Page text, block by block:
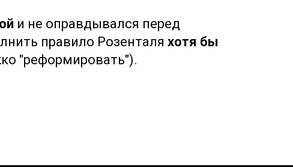
и не оправдывался перед
правило Розенталя хотя бы
"реформировать").